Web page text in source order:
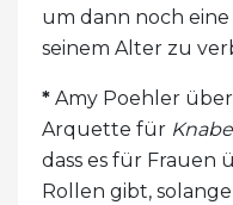
um dann noch
seinem Alter zu
* Amy Poehler
Arquette für
dass es für Frauen
Rollen gibt,